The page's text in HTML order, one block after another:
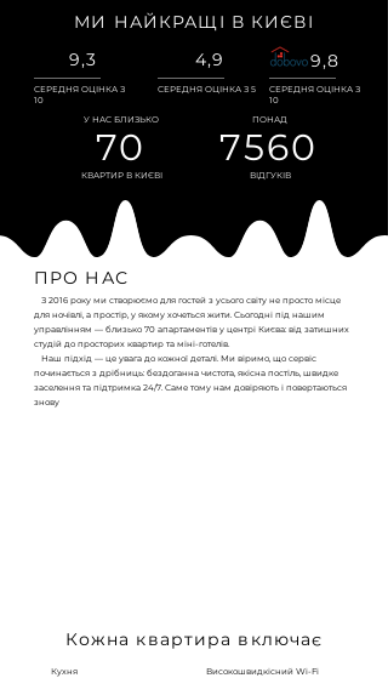
ПРО НАС
З 2016 року ми створюємо для гостей з усього світу не просто місце
для ночівлі, а простір, у якому хочеться жити. Сьогодні під нашим
управлінням — близько 70 апартаментів у центрі Києва: від затишних
студій до просторих квартир та міні-готелів.
Наш підхід — це увага до кожної деталі. Ми віримо, що сервіс
починається з дрібниць: бездоганна чистота, якісна постіль, швидке
заселення та підтримка 24/7. Саме тому нам довіряють і повертаються
знову
МИ НАЙКРАЩІ В КИЄВІ
9,3
СЕРЕДНЯ ОЦІНКА З
10
4,9
СЕРЕДНЯ ОЦІНКА З 5
9,8
СЕРЕДНЯ ОЦІНКА З
10
У НАС БЛИЗЬКО
70
КВАРТИР В КИЄВІ
ПОНАД
7560
ВІДГУКІВ
Кожна квартира включає
Кухня Високошвидкісний Wi-Fi